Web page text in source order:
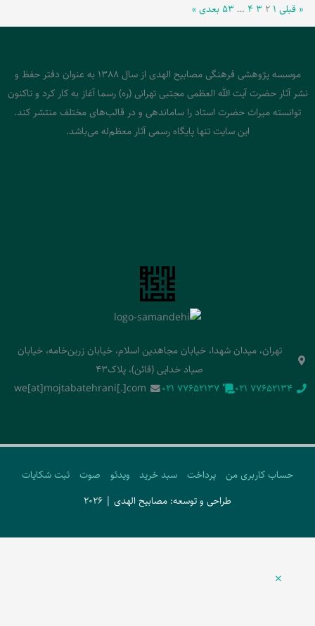
« قبلی ۱ ۲ ۳ ۴ … ۵۳بعدی »
موسسه پژوهشی فرهنگی مصابیح الهدی از سال 1388 به عنوان دفتر حفظ و
نشر آثار حضرت آیت الله العظمی مجتبی تهرانی (ره) رسما آغاز به کار کرد و تاکنون
توانسته میراث حضرت استاد را ساماندهی و در قالب‌های مختلف منتشر کند.
این سایت تنها پایگاه رسمی آثار معظم‌له می‌باشد.
تهران، میدان شهدا، خیابان مجاهدین اسلام، خیابان زرین‌خامه، خیابان
صیاد خدایی (قائن)، پلاک43
‭021 77652134‬
‭021 77652137‬
we[at]mojtabatehrani[.]com
حساب کاربری من پرداخت سبد خرید ویدئو صوت
ثبت شکایات
طراحی و توسعه: مصابیح الهدی | 2026